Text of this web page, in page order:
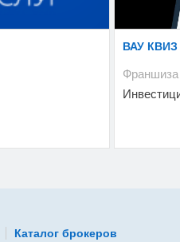
ВАУ КВИЗ
Франшиза
Каталог брокеров